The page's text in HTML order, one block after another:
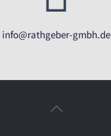
info@rathgeber-gmbh.de